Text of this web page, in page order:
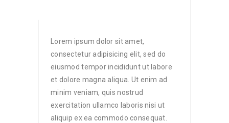
Lorem ipsum dolor sit amet,
consectetur adipisicing elit, sed do
eiusmod tempor incididunt ut labore
et dolore magna aliqua. Ut enim ad
minim veniam, quis nostrud
exercitation ullamco laboris nisi ut
aliquip ex ea commodo consequat.